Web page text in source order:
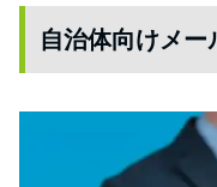
自治体向けメ